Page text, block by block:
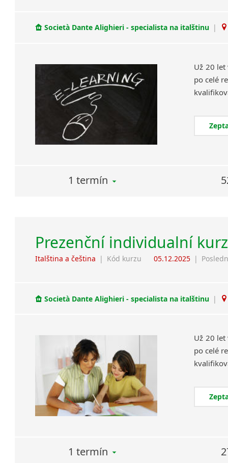
Società Dante Alighieri - specialista na italštinu |
Už 20 let
po celé
1 termín
Prezenční individualní
Italština a čeština | Kód kurzu 05.12.2025 |
Società Dante Alighieri - specialista na italštinu |
Už 20 let
po celé
1 termín